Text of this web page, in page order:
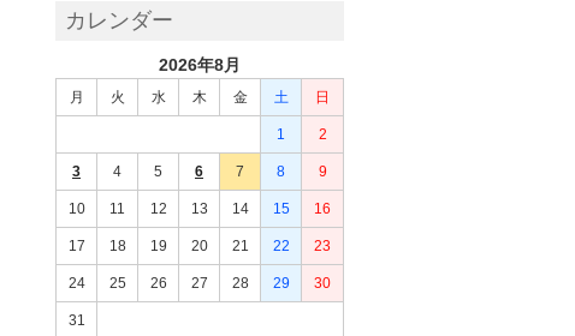
カレンダー
2026年8月
月 火 水 木 金 土 日
1 2
3 4 5 6 7 8 9
10 11 12 13 14 15 16
17 18 19 20 21 22 23
24 25 26 27 28 29 30
31